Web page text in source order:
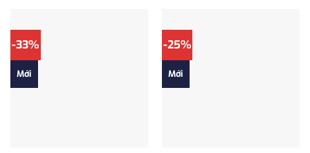
-33%
Mới
-25%
Mới